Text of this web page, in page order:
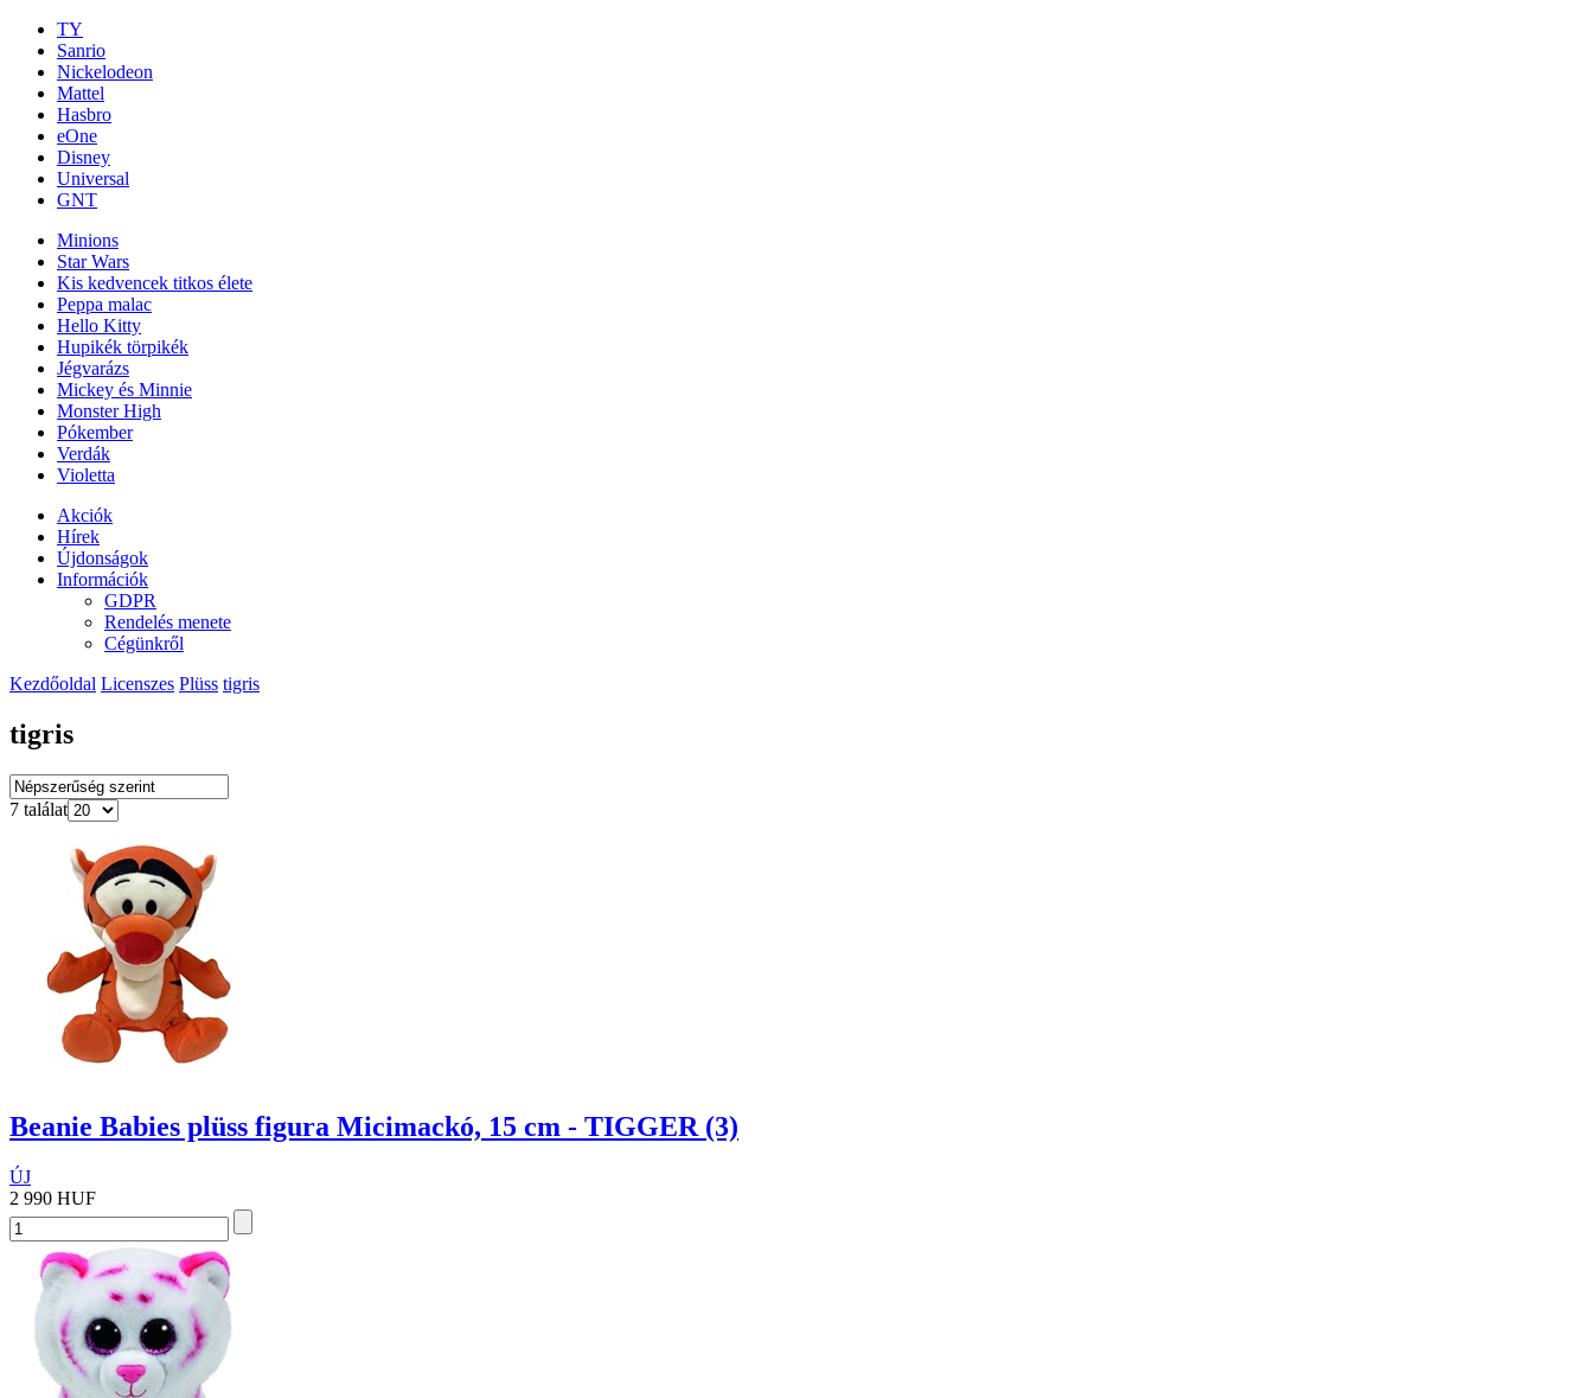
TY
Sanrio
Nickelodeon
Mattel
Hasbro
eOne
Disney
Universal
GNT
Minions
Star Wars
Kis kedvencek titkos élete
Peppa malac
Hello Kitty
Hupikék törpikék
Jégvarázs
Mickey és Minnie
Monster High
Pókember
Verdák
Violetta
Akciók
Hírek
Újdonságok
Információk
GDPR
Rendelés menete
Cégünkről
Kezdőoldal Licenszes Plüss tigris
tigris
7 találat
Beanie Babies plüss figura Micimackó, 15 cm - TIGGER (3)
ÚJ
2 990 HUF